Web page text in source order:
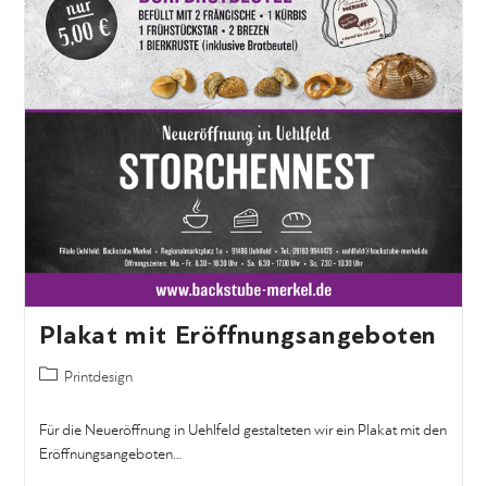
Plakat mit Eröffnungsangeboten
Printdesign
Für die Neueröffnung in Uehlfeld gestalteten wir ein Plakat mit den
Eröffnungsangeboten…